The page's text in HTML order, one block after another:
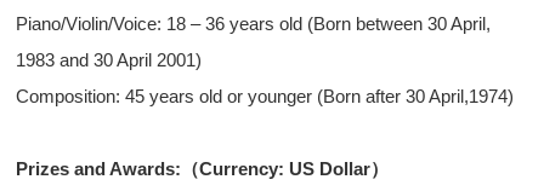
Piano/Violin/Voice: 18 – 36 years old (Born between 30 April,
1983 and 30 April 2001)
Composition: 45 years old or younger (Born after 30 April,1974)
Prizes and Awards:（Currency: US Dollar）